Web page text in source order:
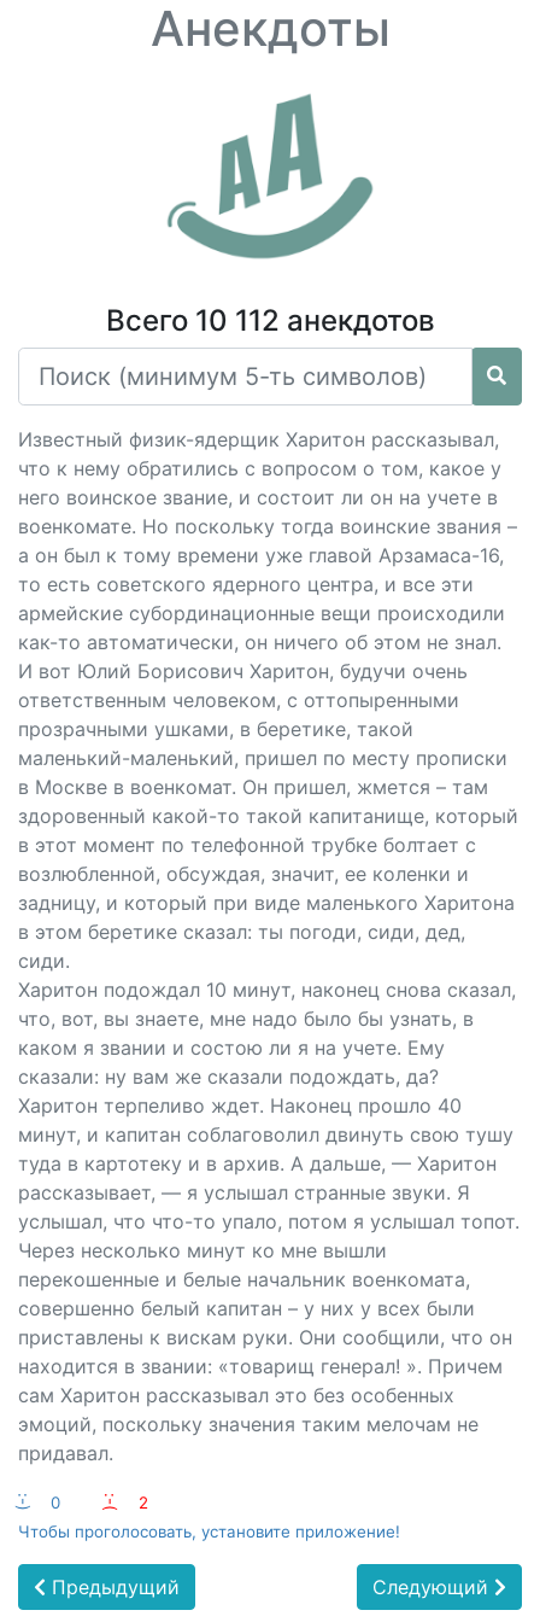
Анекдоты
Всего 10 112 анекдотов
Известный физик-ядерщик Харитон рассказывал,
что к нему обратились с вопросом о том, какое у
него воинское звание, и состоит ли он на учете в
военкомате. Но поскольку тогда воинские звания –
а он был к тому времени уже главой Арзамаса-16,
то есть советского ядерного центра, и все эти
армейские субординационные вещи происходили
как-то автоматически, он ничего об этом не знал.
И вот Юлий Борисович Харитон, будучи очень
ответственным человеком, с оттопыренными
прозрачными ушками, в беретике, такой
маленький-маленький, пришел по месту прописки
в Москве в военкомат. Он пришел, жмется – там
здоровенный какой-то такой капитанище, который
в этот момент по телефонной трубке болтает с
возлюбленной, обсуждая, значит, ее коленки и
задницу, и который при виде маленького Харитона
в этом беретике сказал: ты погоди, сиди, дед,
сиди.
Харитон подождал 10 минут, наконец снова сказал,
что, вот, вы знаете, мне надо было бы узнать, в
каком я звании и состою ли я на учете. Ему
сказали: ну вам же сказали подождать, да?
Харитон терпеливо ждет. Наконец прошло 40
минут, и капитан соблаговолил двинуть свою тушу
туда в картотеку и в архив. А дальше, — Харитон
рассказывает, — я услышал странные звуки. Я
услышал, что что-то упало, потом я услышал топот.
Через несколько минут ко мне вышли
перекошенные и белые начальник военкомата,
совершенно белый капитан – у них у всех были
приставлены к вискам руки. Они сообщили, что он
находится в звании: «товарищ генерал! ». Причем
сам Харитон рассказывал это без особенных
эмоций, поскольку значения таким мелочам не
придавал.
:-) 0 :-(
2
Чтобы проголосовать, установите приложение!
Предыдущий Следующий